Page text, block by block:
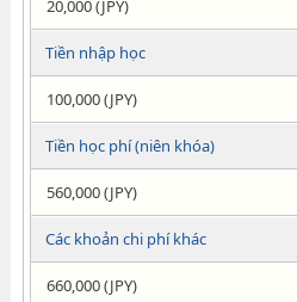
20,000 (JPY)
Tiền nhập học
100,000 (JPY)
Tiền học phí (niên khóa)
560,000 (JPY)
Các khoản chi phí khác
660,000 (JPY)